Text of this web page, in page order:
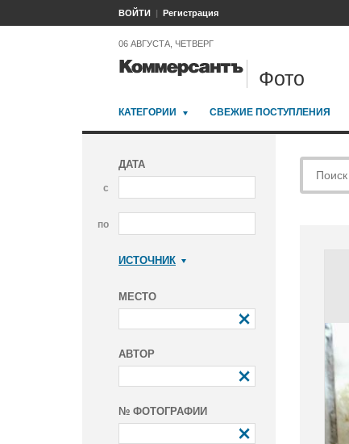
ВОЙТИ Регистрация
06 АВГУСТА, ЧЕТВЕРГ
Фото
КАТЕГОРИИ СВЕЖИЕ ПОСТУПЛЕНИЯ
ДАТА
с
по
ИСТОЧНИК
МЕСТО
АВТОР
№ ФОТОГРАФИИ